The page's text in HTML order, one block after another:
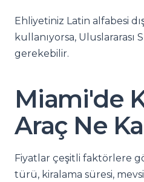
Ehliyetiniz Latin alfabesi
kullanıyorsa, Uluslararası
gerekebilir.
Miami'de
Araç Ne
Fiyatlar çeşitli faktörlere
türü, kiralama süresi,